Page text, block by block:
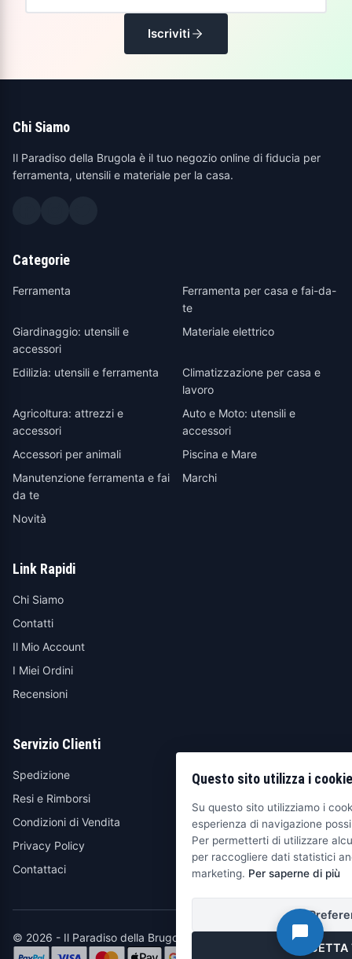
Iscriviti
Chi Siamo
Il Paradiso della Brugola è il tuo negozio online di fiducia per
ferramenta, utensili e materiale per la casa.
Categorie
Ferramenta
Ferramenta per casa e fai-da-
te
Giardinaggio: utensili e
accessori
Materiale elettrico
Edilizia: utensili e ferramenta
Climatizzazione per casa e
lavoro
Agricoltura: attrezzi e
accessori
Auto e Moto: utensili e
accessori
Accessori per animali
Piscina e Mare
Manutenzione ferramenta e fai
da te
Marchi
Novità
Link Rapidi
Chi Siamo
Contatti
Il Mio Account
I Miei Ordini
Recensioni
Servizio Clienti
Spedizione
Resi e Rimborsi
Condizioni di Vendita
Privacy Policy
Contattaci
© 2026 - Il Paradiso della Brugola
Questo sito utilizza i cookie
Su questo sito utilizziamo i
esperienza di navigazione
Per permetterti di utilizzare
per raccogliere dati statistici
marketing. Per saperne di più